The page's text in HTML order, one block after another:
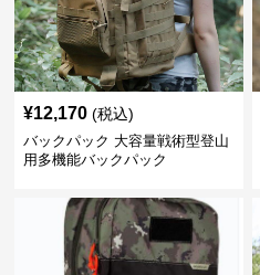
¥12,170 (税込)
バックパック 大容量戦術型登山
用多機能バックパック